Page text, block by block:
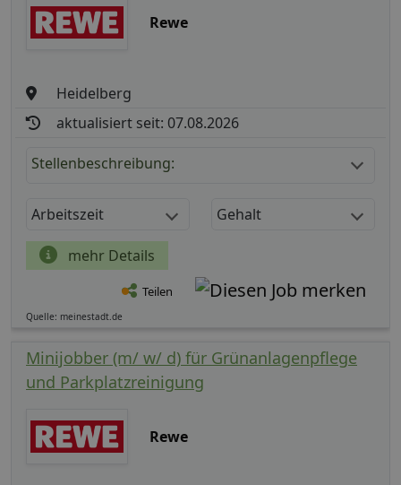
Rewe
Heidelberg
aktualisiert seit: 07.08.2026
Stellenbeschreibung:
Arbeitszeit Gehalt
mehr Details
Teilen
Quelle: meinestadt.de
Minijobber (m/ w/ d) für Grünanlagenpflege
und Parkplatzreinigung
Rewe